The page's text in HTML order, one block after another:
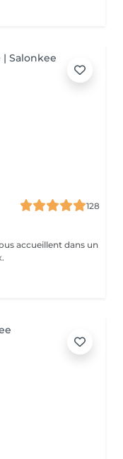
128